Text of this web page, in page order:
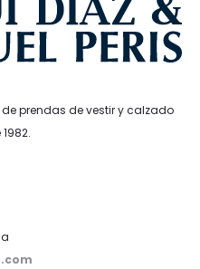
prendas de vestir y calzado